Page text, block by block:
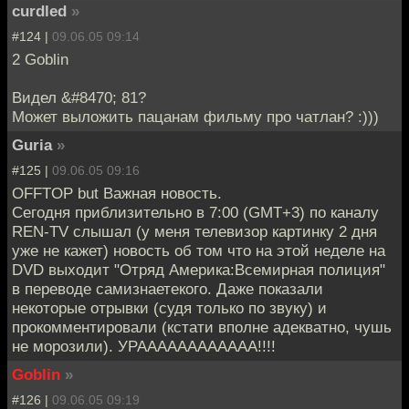
curdled »
#124 | 09.06.05 09:14
2 Goblin
Видел &#8470; 81?
Может выложить пацанам фильму про чатлан? :)))
Guria »
#125 | 09.06.05 09:16
OFFTOP but Важная новость.
Сегодня приблизительно в 7:00 (GMT+3) по каналу
REN-TV слышал (у меня телевизор картинку 2 дня
уже не кажет) новость об том что на этой неделе на
DVD выходит "Отряд Америка:Всемирная полиция"
в переводе самизнаетекого. Даже показали
некоторые отрывки (судя только по звуку) и
прокомментировали (кстати вполне адекватно, чушь
не морозили). УРАААААААААААА!!!!
Goblin »
#126 | 09.06.05 09:19